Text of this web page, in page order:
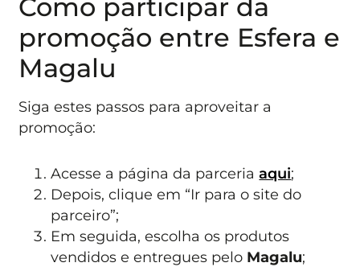
Como participar da
promoção entre Esfera e
Magalu
Siga estes passos para aproveitar a
promoção:
Acesse a página da parceriaaqui;
Depois, clique em “Ir para o site do
parceiro”;
Em seguida, escolha os produtos
vendidos e entregues pelo Magalu;